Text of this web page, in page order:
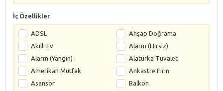
İç Özellikler
ADSL
Ahşap Doğrama
Akıllı Ev
Alarm (Hırsız)
Alarm (Yangın)
Alaturka Tuvalet
Amerikan Mutfak
Ankastre Fırın
Asansör
Balkon